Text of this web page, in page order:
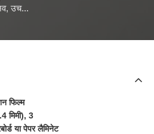
उच...
फिल्म
मिमी), 3
या पेपर लैमिनेट